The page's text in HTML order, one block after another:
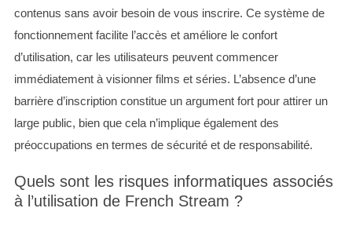
contenus sans avoir besoin de vous inscrire. Ce système de
fonctionnement facilite l’accès et améliore le confort
d’utilisation, car les utilisateurs peuvent commencer
immédiatement à visionner films et séries. L’absence d’une
barrière d’inscription constitue un argument fort pour attirer un
large public, bien que cela n’implique également des
préoccupations en termes de sécurité et de responsabilité.
Quels sont les risques informatiques associés
à l’utilisation de French Stream ?